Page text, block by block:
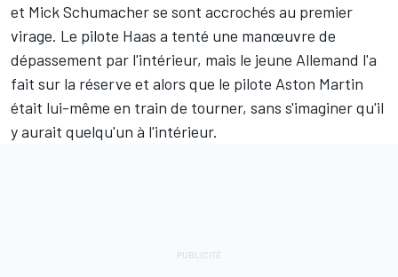
et Mick Schumacherse sont accrochés au premier
virage. Le pilote Haas a tenté une manœuvre de
dépassement par l'intérieur, mais le jeune Allemand l'a
fait sur la réserve et alors que le pilote Aston Martin
était lui-même en train de tourner, sans s'imaginer qu'il
y aurait quelqu'un à l'intérieur.